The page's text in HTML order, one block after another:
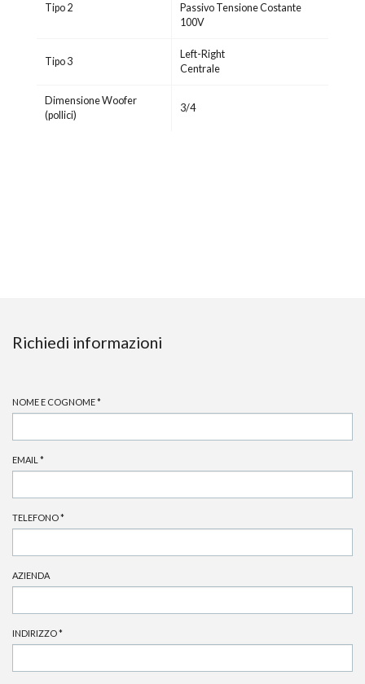
Tipo 2
Passivo Tensione Costante
100V
Tipo 3
Left-Right
Centrale
Dimensione Woofer
(pollici)
3/4
Richiedi informazioni
NOME E COGNOME*
EMAIL *
TELEFONO*
AZIENDA
INDIRIZZO*